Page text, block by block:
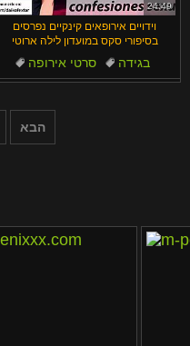
24:49
וידויים אירופאים קינקיים נפרסים
בסיפורי סקס במועדון לילה ארוטי
סרטי אירופה
בגידה
ארוטי
ספרדיות קינקי
הבא